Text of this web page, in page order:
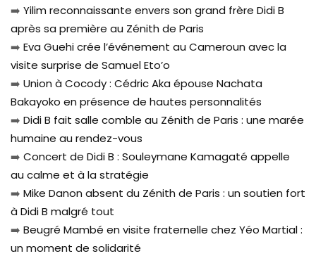
➡️ Yilim reconnaissante envers son grand frère Didi B
après sa première au Zénith de Paris
➡️ Eva Guehi crée l’événement au Cameroun avec la
visite surprise de Samuel Eto’o
➡️ Union à Cocody : Cédric Aka épouse Nachata
Bakayoko en présence de hautes personnalités
➡️ Didi B fait salle comble au Zénith de Paris : une marée
humaine au rendez-vous
➡️ Concert de Didi B : Souleymane Kamagaté appelle
au calme et à la stratégie
➡️ Mike Danon absent du Zénith de Paris : un soutien fort
à Didi B malgré tout
➡️ Beugré Mambé en visite fraternelle chez Yéo Martial :
un moment de solidarité